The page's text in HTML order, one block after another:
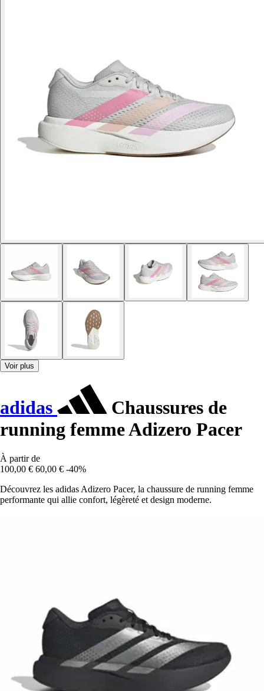
Voir plus
adidas
Chaussures de
running femme Adizero Pacer
À partir de
100,00 € 60,00 € -40%
Découvrez les adidas Adizero Pacer, la chaussure de running femme
performante qui allie confort, légèreté et design moderne.